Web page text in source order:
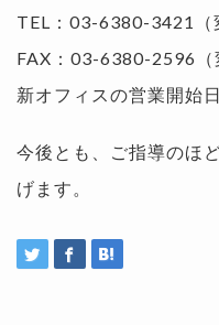
TEL：03-6380-3421（
FAX：03-6380-2596（
新オフィスの営業開始
今後とも、ご指導のほ
げます。